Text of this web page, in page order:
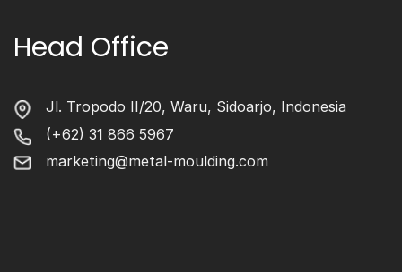
Head Office
Jl. Tropodo II/20, Waru, Sidoarjo, Indonesia
(+62) 31 866 5967
marketing@metal-moulding.com